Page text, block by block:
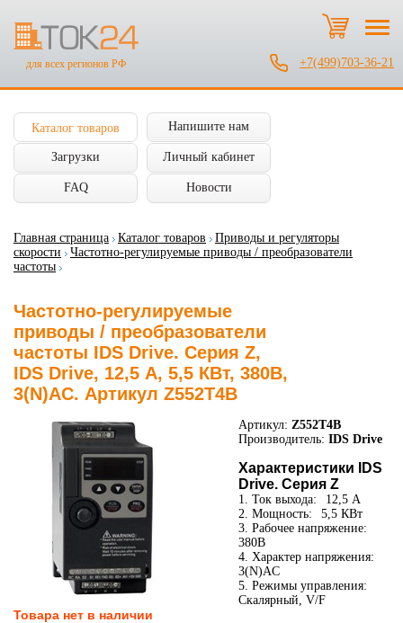
для всех регионов РФ +7(499)703-36-21
Каталог товаров Напишите нам
Загрузки Личный кабинет
FAQ Новости
Главная страница Каталог товаров
Приводы и регуляторы
скорости
Частотно-регулируемые приводы / преобразователи
частоты
Частотно-регулируемые
приводы / преобразователи
частоты IDS Drive. Серия Z,
IDS Drive, 12,5 А, 5,5 КВт, 380В,
3(N)AC. Артикул Z552T4B
Артикул: Z552T4B
Производитель: IDS Drive
Характеристики IDS
Drive. Серия Z
1. Ток выхода:
12,5 А
2. Мощность:
5,5 КВт
3. Рабочее напряжение:
380В
4. Характер напряжения:
3(N)AC
5. Режимы управления:
Скалярный, V/F
Товара нет в наличии